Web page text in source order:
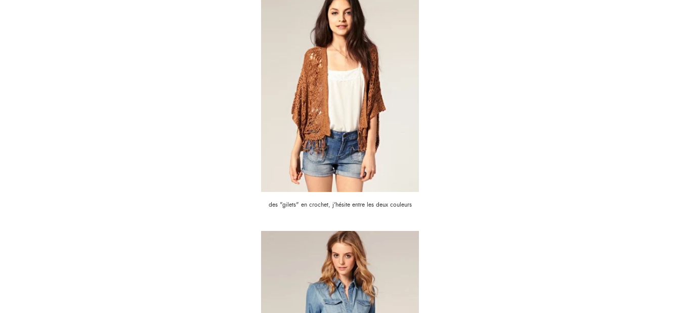
des "gilets" en crochet, j'hésite entre les deux couleurs